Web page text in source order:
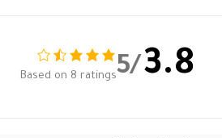
3.8
/5
Based on 8 ratings